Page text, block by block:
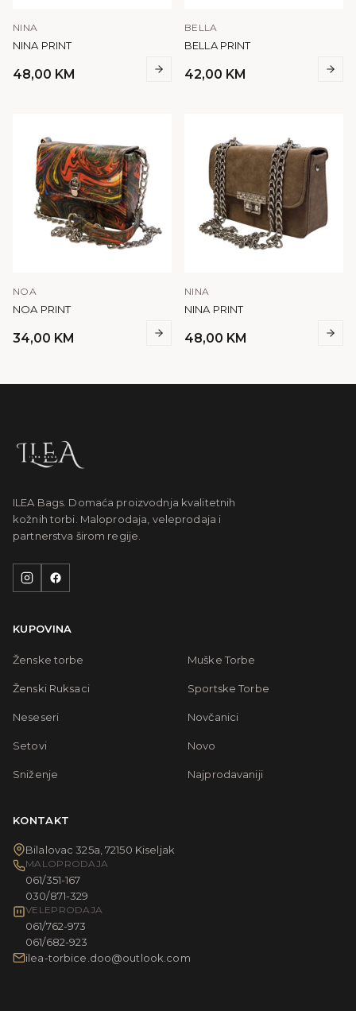
NINA
NINA PRINT
48,00 KM
BELLA
BELLA PRINT
42,00 KM
NOA
NOA PRINT
34,00 KM
NINA
NINA PRINT
48,00 KM
ILEA Bags. Domaća proizvodnja kvalitetnih
kožnih torbi. Maloprodaja, veleprodaja i
partnerstva širom regije.
KUPOVINA
Ženske torbe Muške Torbe
Ženski Ruksaci Sportske Torbe
Neseseri Novčanici
Setovi Novo
Sniženje Najprodavaniji
KONTAKT
Bilalovac 325a, 72150 Kiseljak
MALOPRODAJA
061/351-167
030/871-329
VELEPRODAJA
061/762-973
061/682-923
ilea-torbice.doo@outlook.com